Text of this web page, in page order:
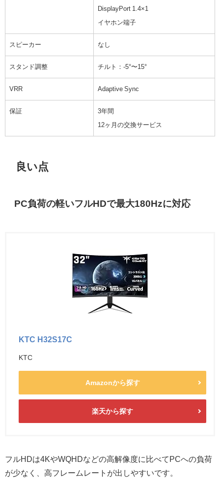
DisplayPort 1.4×1
イヤホン端子
スピーカー なし
スタンド調整 チルト：-5°〜15°
VRR Adaptive Sync
保証 3年間
12ヶ月の交換サービス
良い点
PC負荷の軽いフルHDで最大180Hzに対応
KTC H32S17C
KTC
Amazonから探す
楽天から探す
フルHDは4KやWQHDなどの高解像度に比べてPCへの負荷
が少なく、高フレームレートが出しやすいです。